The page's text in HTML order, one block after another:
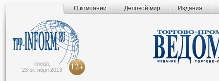
О компании Деловой мир Издания
среда,
23 октября 2013
12+